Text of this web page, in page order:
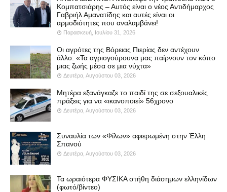
Κομπατσιάρης – Αυτός είναι ο νέος Αντιδήμαρχος
Γαβριήλ Αμανατίδης και αυτές είναι οι
αρμοδιότητες που αναλαμβάνει!
Παρασκευή, Ιουλίου 31, 2026
Οι αγρότες της Βόρειας Πιερίας δεν αντέχουν
άλλο: «Τα αγριογούρουνα μας παίρνουν τον κόπο
μιας ζωής μέσα σε μια νύχτα»
Δευτέρα, Αυγούστου 03, 2026
Μητέρα εξανάγκαζε το παιδί της σε σεξουαλικές
πράξεις για να «ικανοποιεί» 56χρονο
Δευτέρα, Αυγούστου 03, 2026
Συναυλία των «Φίλων» αφιερωμένη στην Έλλη
Σπανού
Δευτέρα, Αυγούστου 03, 2026
Τα ωραιότερα ΦΥΣΙΚΑ στήθη διάσημων ελληνίδων
(φωτό/βίντεο)